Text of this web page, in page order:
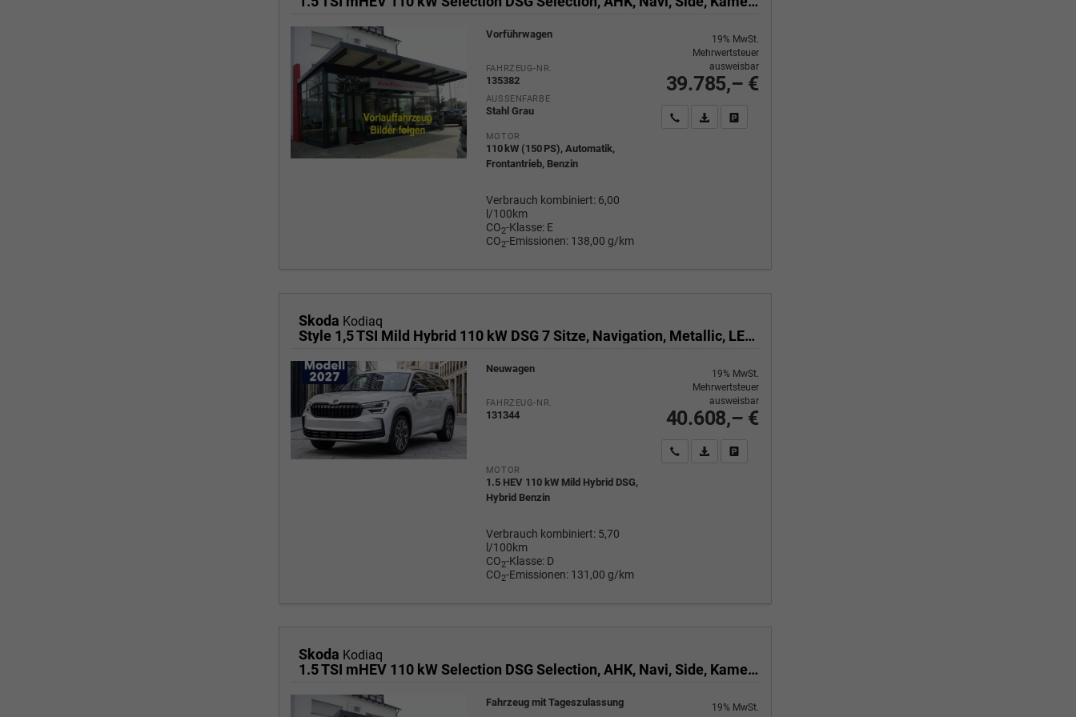
Vorführwagen
FAHRZEUG-NR.
135382
AUSSENFARBE
Stahl Grau
MOTOR
110 kW (150 PS), Automatik,
Frontantrieb, Benzin
Verbrauch kombiniert: 6,00
l/100km
CO2-Klasse: E
CO2-Emissionen: 138,00 g/km
39.785,– €
19% MwSt.
Mehrwertsteuer
ausweisbar
Wir rufen Sie anPDF-Fahrzeugexposé drucken
Skoda Kodiaq
Style 1,5 TSI Mild Hybrid 110 kW DSG 7 Sitze, Navigation, Metallic, LED MATRIX + dyn. Blinkleuchten,19 Zoll Alu, Alarmanlage, Sitzheizung, ektr. verstellb. Fahrersitz, Heckklappe elektrisch, Klimaautomatik 3 Zonen, Doppel Phone Box, Kessy Fiull,,4 J. Garantie
Neuwagen
FAHRZEUG-NR.
131344
MOTOR
1.5 HEV 110 kW Mild Hybrid DSG,
Hybrid Benzin
Verbrauch kombiniert: 5,70
l/100km
CO2-Klasse: D
CO2-Emissionen: 131,00 g/km
40.608,– €
19% MwSt.
Mehrwertsteuer
ausweisbar
Wir rufen Sie anPDF-Fahrzeugexposé drucken
Skoda Kodiaq
1.5 TSI mHEV 110 kW Selection DSG Selection, AHK, Navi, Side, Kamera, Winter, 4 J.- Garantie
Fahrzeug mit Tageszulassung
19% MwSt.